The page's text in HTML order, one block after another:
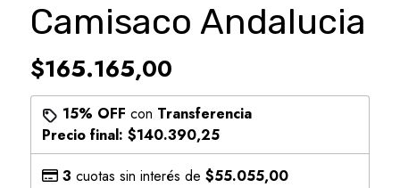
Camisaco Andalucia
$165.165,00
15% OFF con Transferencia
Precio final: $140.390,25
3 cuotas sin interés de $55.055,00